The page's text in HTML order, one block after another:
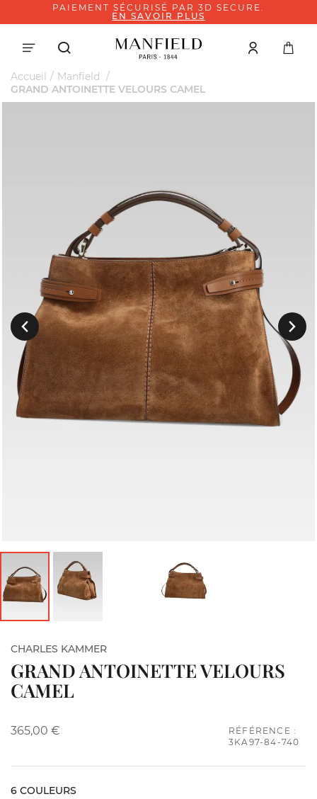
PAIEMENT SÉCURISÉ PAR 3D SECURE.
EN SAVOIR PLUS
Accueil
Manfield
GRAND ANTOINETTE VELOURS CAMEL
Précedent Suivant
CHARLES KAMMER
GRAND ANTOINETTE VELOURS
CAMEL
365,00 €
RÉFÉRENCE :
3KA97-84-740
6 COULEURS